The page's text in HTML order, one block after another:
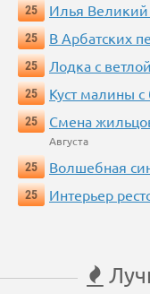
25
Илья Великий
25
В Арбатских
25
Лодка с ветлой
25
Куст малины
25
Смена
Августа
25
Волшебная
25
Интерьер